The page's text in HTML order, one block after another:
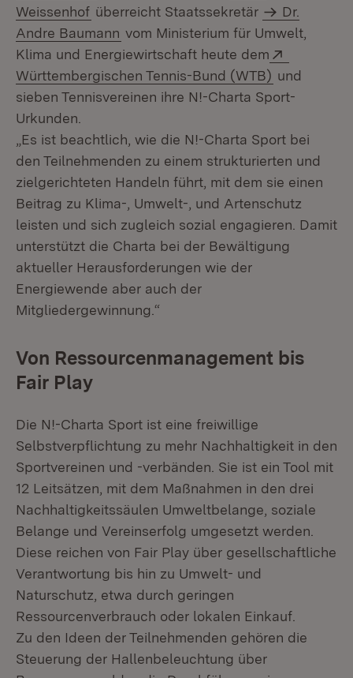
Weissenhof (Öffnet in neuem Fenster)
überreicht Staatssekretär
Dr.
Andre Baumann vom Ministerium für Umwelt,
Klima und Energiewirtschaft heute dem
Württembergischen Tennis-Bund (WTB) (Öffnet in
und
sieben Tennisvereinen ihre N!-Charta Sport-
Urkunden.
„Es ist beachtlich, wie die N!-Charta Sport bei
den Teilnehmenden zu einem strukturierten und
zielgerichteten Handeln führt, mit dem sie einen
Beitrag zu Klima-, Umwelt-, und Artenschutz
leisten und sich zugleich sozial engagieren. Damit
unterstützt die Charta bei der Bewältigung
aktueller Herausforderungen wie der
Energiewende aber auch der
Mitgliedergewinnung.“
Von Ressourcenmanagement bis
Fair Play
Die N!-Charta Sport ist eine freiwillige
Selbstverpflichtung zu mehr Nachhaltigkeit in den
Sportvereinen und -verbänden. Sie ist ein Tool mit
12 Leitsätzen, mit dem Maßnahmen in den drei
Nachhaltigkeitssäulen Umweltbelange, soziale
Belange und Vereinserfolg umgesetzt werden.
Diese reichen von Fair Play über gesellschaftliche
Verantwortung bis hin zu Umwelt- und
Naturschutz, etwa durch geringen
Ressourcenverbrauch oder lokalen Einkauf.
Zu den Ideen der Teilnehmenden gehören die
Steuerung der Hallenbeleuchtung über